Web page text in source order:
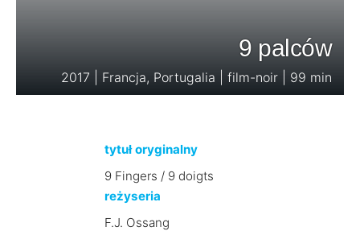
9 palców
2017 | Francja, Portugalia | film-noir | 99 min
tytuł oryginalny
9 Fingers / 9 doigts
reżyseria
F.J. Ossang